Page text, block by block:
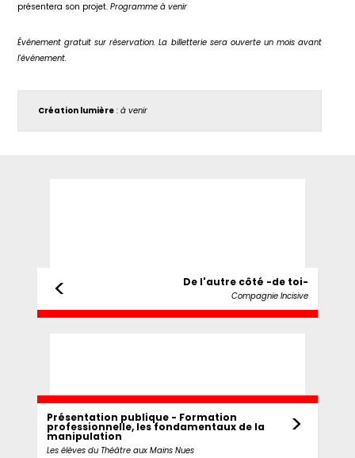
présentera son projet.Programme à venir
Événement gratuit sur réservation. La billetterie sera ouverte un mois avant
l'évènement.
Création lumière :à venir
De l'autre côté -de toi-
Compagnie Incisive
<
Présentation publique - Formation
professionnelle, les fondamentaux de la
manipulation
Les élèves du Théâtre aux Mains Nues
>